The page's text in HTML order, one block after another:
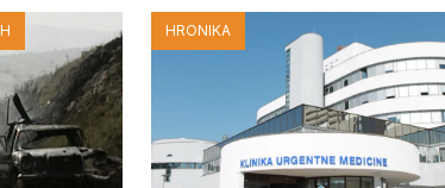
HRONIKA